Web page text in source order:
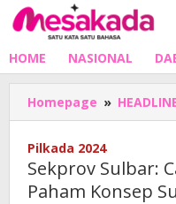
Lewati
ke
HOME NASIONAL
Homepage »
Pilkada 2024
Sekprov Sulbar:
Paham Konsep